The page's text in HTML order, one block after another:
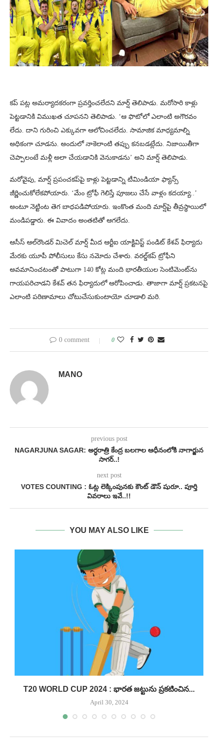
కప్ పట్ల అమర్యాదకరంగా ప్రవర్తించలేదని మార్ష్ తెలిపాడు. మరోసారి కాళ్లు
పెట్టడానికి విముఖత చూపనని తెలిపాడు. ‘ఆ ఫొటోలో ఎలాంటి అగౌరవం
లేదు. దాని గురించి ఎక్కువగా ఆలోచించలేదు. సామాజిక మాధ్యమాల్ని
అధికంగా చూడను. అందులో నాకెలాంటి తప్పు కనబడట్లేదు. నిజాయితీగా
చెప్పాలంటే మళ్లీ అలా చేయడానికి వెనుకాడను’ అని మార్ష్ తెలిపాడు.
మరోవైపు, మార్ష్ ప్రపంచకప్‌పై కాళ్లు పెట్టడాన్ని టీమిండియా ఫ్యాన్స్
జీర్ణించుకోలేకపోయారు. ‘మేం ట్రోఫీ గెలిస్తే పూజలు చేసే వాళ్లం కదయ్యా..’
అంటూ నెట్టింట తెగ బాధపడిపోయారు. ఇంకొంత మంది మార్ష్‌పై తీవ్రస్థాయిలో
మండిపడ్డారు. ఈ వివాదం అంతటితో ఆగలేదు.
ఆసీస్‌ ఆల్‌రౌండర్ మిచెల్ మార్ష్ మీద ఆర్టీఐ యాక్టివిస్ట్ పండిట్ కేశవ్ ఫిర్యాదు
మేరకు యూపీ పోలీసులు కేసు నమోదు చేశారు. వరల్డ్‌కప్‌ ట్రోఫీని
అవమానించటంతో పాటుగా 140 కోట్ల మంది భారతీయుల సెంటిమెంట్‌ను
గాయపరిచాడని కేశవ్ తన ఫిర్యాదులో ఆరోపించాడు. తాజాగా మార్ష్ ప్రకటనపై
ఎలాంటి పరిణామాలు చోటుచేసుకుంటాయో చూడాలి మరి.
0 comment 0
MANO
previous post
NAGARJUNA SAGAR: అర్ధరాత్రి కేంద్ర బలగాల ఆధీనంలోకి నాగార్జున
సాగర్..!
next post
VOTES COUNTING : ఓట్ల లెక్కింపునకు కౌంట్ డౌన్ షురూ.. పూర్తి
వివరాలు ఇవే..!!
YOU MAY ALSO LIKE
T20 WORLD CUP 2024 : భారత జట్టును ప్రకటించిన...
April 30, 2024